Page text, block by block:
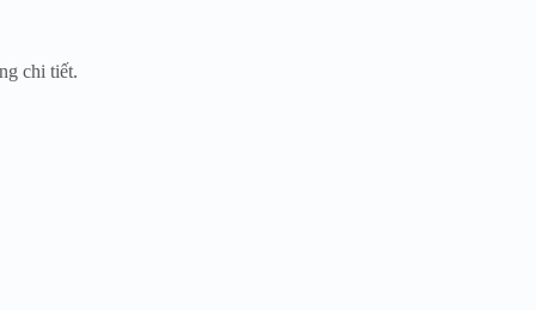
chi tiết.